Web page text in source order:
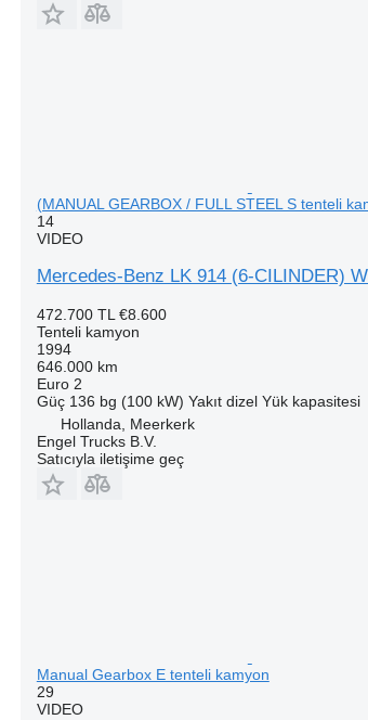
(MANUAL GEARBOX / FULL STEEL S tenteli
14
VIDEO
Mercedes-Benz LK 914 (6-CILINDER)
472.700 TL €8.600
Tenteli kamyon
1994
646.000 km
Euro 2
Güç 136 bg (100 kW) Yakıt dizel Yük kapasitesi
Hollanda, Meerkerk
Engel Trucks B.V.
Satıcıyla iletişime geç
Manual Gearbox E tenteli kamyon
29
VIDEO